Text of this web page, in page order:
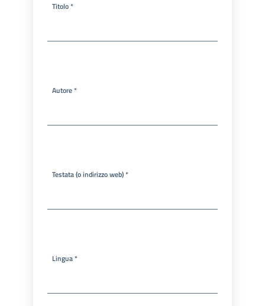
l'Impresa e il
Consumatore
Titolo *
Autore *
Testata (o indirizzo web) *
Lingua *